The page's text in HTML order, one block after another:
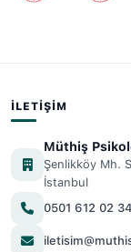
İLETIŞIM
Müthiş
Şenlikköy Mh.
İstanbul
0501 612 02 34